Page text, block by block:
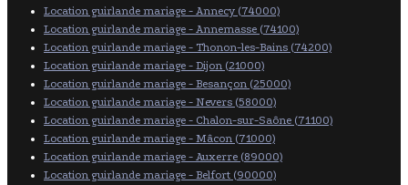
Location guirlande mariage - Annecy (74000)
Location guirlande mariage - Annemasse (74100)
Location guirlande mariage - Thonon-les-Bains (74200)
Location guirlande mariage - Dijon (21000)
Location guirlande mariage - Besançon (25000)
Location guirlande mariage - Nevers (58000)
Location guirlande mariage - Chalon-sur-Saône (71100)
Location guirlande mariage - Mâcon (71000)
Location guirlande mariage - Auxerre (89000)
Location guirlande mariage - Belfort (90000)